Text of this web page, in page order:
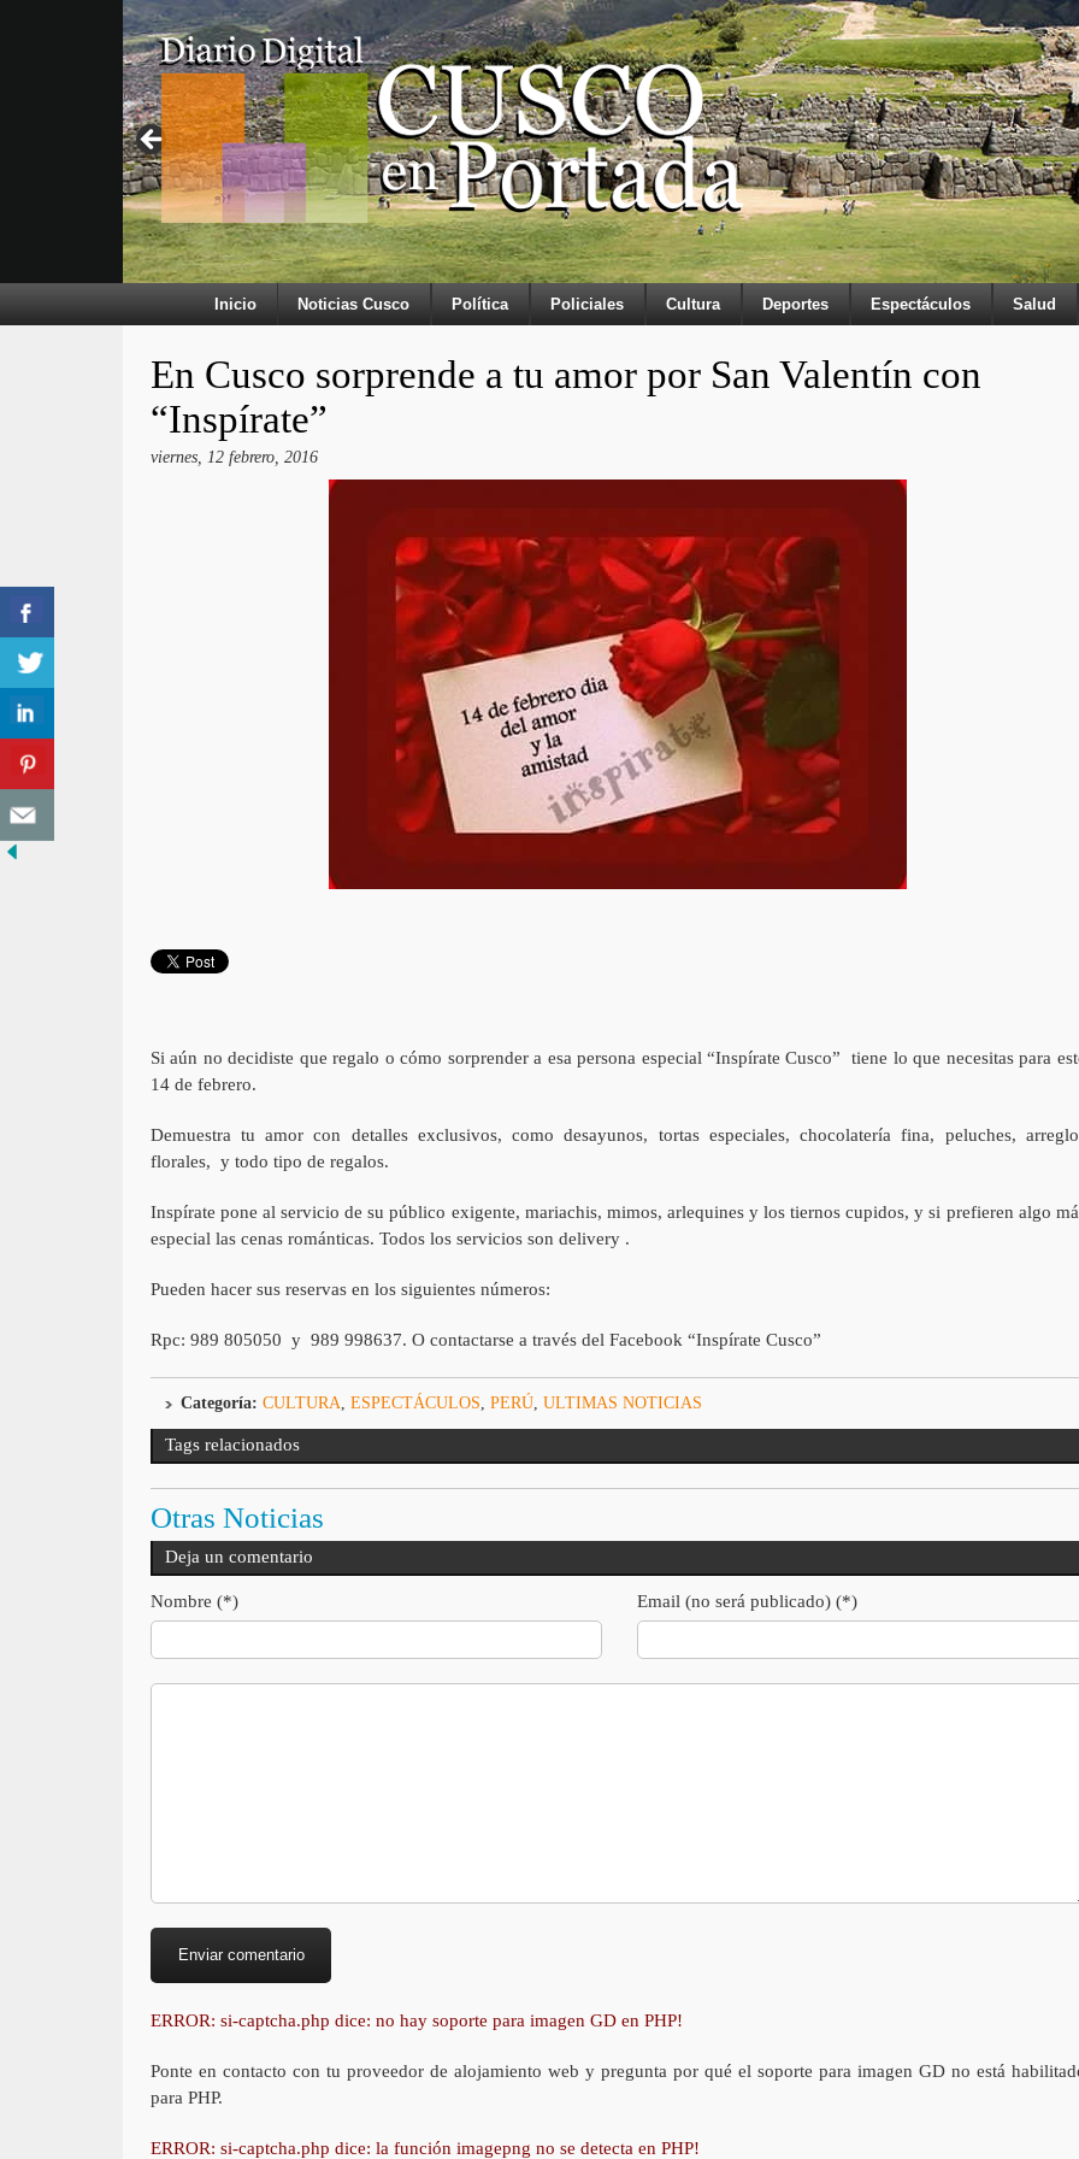
Inicio Noticias Cusco Política Policiales Cultura Deportes Espectáculos Salud
En Cusco sorprende a tu amor por San Valentín con
“Inspírate”
viernes, 12 febrero, 2016
Si aún no decidiste que regalo o cómo sorprender a esa persona especial “Inspírate Cusco” tiene lo que necesitas para
14 de febrero.
Demuestra tu amor con detalles exclusivos, como desayunos, tortas especiales, chocolatería fina, peluches,
florales, y todo tipo de regalos.
Inspírate pone al servicio de su público exigente, mariachis, mimos, arlequines y los tiernos cupidos, y si prefieren algo
especial las cenas románticas. Todos los servicios son delivery .
Pueden hacer sus reservas en los siguientes números:
Rpc: 989 805050 y 989 998637. O contactarse a través del Facebook “Inspírate Cusco”
Categoría: CULTURA ESPECTÁCULOS PERÚ, ULTIMAS NOTICIAS
Tags relacionados
Otras Noticias
Deja un comentario
Nombre (*) Email (no será publicado) (*)
ERROR: si-captcha.php dice: no hay soporte para imagen GD en PHP!
Ponte en contacto con tu proveedor de alojamiento web y pregunta por qué el soporte para imagen GD no está
para PHP.
ERROR: si-captcha.php dice: la función imagepng no se detecta en PHP!